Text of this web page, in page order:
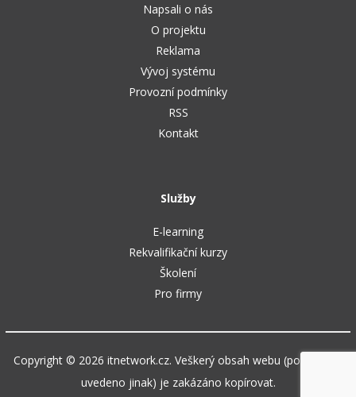
Napsali o nás
O projektu
Reklama
Vývoj systému
Provozní podmínky
RSS
Kontakt
Služby
E-learning
Rekvalifikační kurzy
Školení
Pro firmy
Copyright © 2026 itnetwork.cz. Veškerý obsah webu (pokud není
uvedeno jinak) je zakázáno kopírovat.